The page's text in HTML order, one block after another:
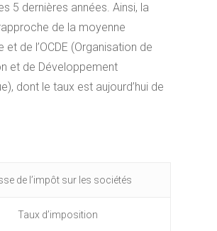
5 dernières années. Ainsi, la
de la moyenne
et de l’OCDE (Organisation de
et de Développement
dont le taux est aujourd’hui de
de l’impôt sur les sociétés
Taux d’imposition